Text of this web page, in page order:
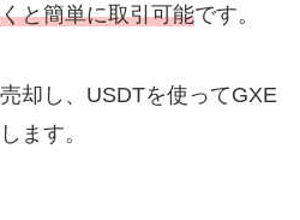
と簡単に取引可能です。
却し、USDTを使ってGXE
ます。